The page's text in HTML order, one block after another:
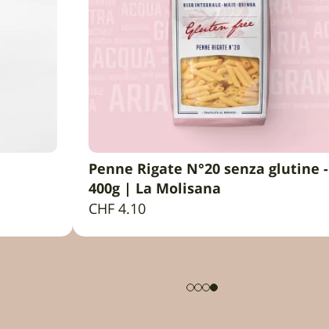
AGGIUNGI AL CARRELLO
Penne Rigate N°20 senza glutine -
400g | La Molisana
CHF4.10